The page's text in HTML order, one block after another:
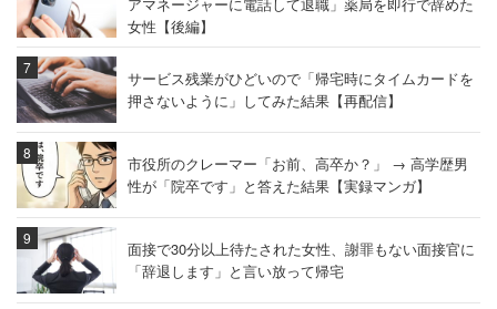
女性【後編】
サービス残業がひどいので「帰宅時にタイムカードを
押さないように」してみた結果【再配信】
市役所のクレーマー「お前、高卒か？」 → 高学歴男
性が「院卒です」と答えた結果【実録マンガ】
面接で30分以上待たされた女性、謝罪もない面接官に
「辞退します」と言い放って帰宅